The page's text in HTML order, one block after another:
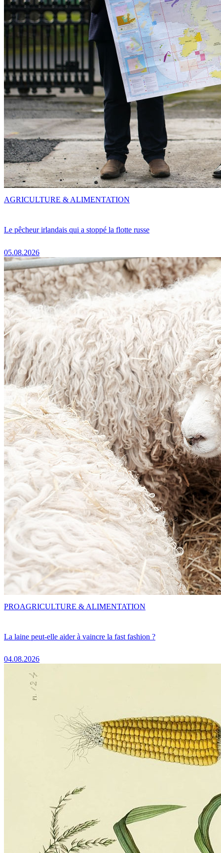
Le pêcheur irlandais qui a stoppé la flotte russe
05.08.2026
AGRICULTURE & ALIMENTATION
La laine peut-elle aider à vaincre la fast fashion ?
04.08.2026
PROAGRICULTURE & ALIMENTATION